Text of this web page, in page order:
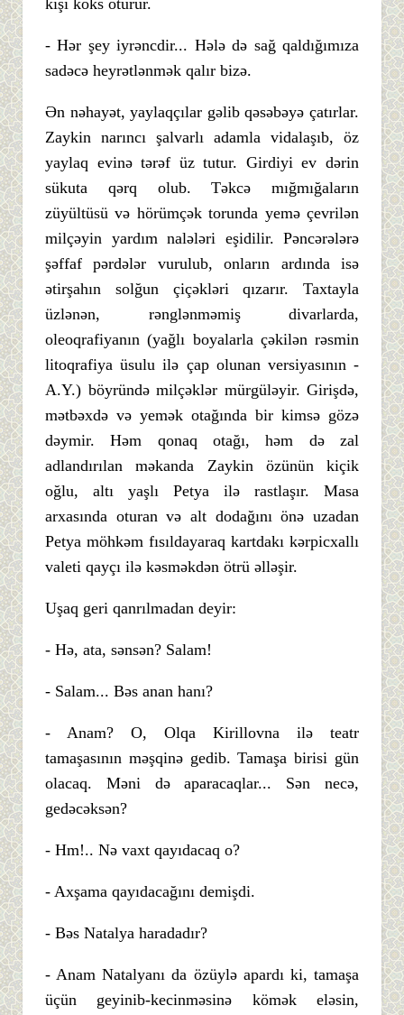
kişi köks ötürür.
- Hər şey iyrəncdir... Hələ də sağ qaldığımıza
sadəcə heyrətlənmək qalır bizə.
Ən nəhayət, yaylaqçılar gəlib qəsəbəyə çatırlar.
Zaykin narıncı şalvarlı adamla vidalaşıb, öz
yaylaq evinə tərəf üz tutur. Girdiyi ev dərin
sükuta qərq olub. Təkcə mığmığaların
züyültüsü və hörümçək torunda yemə çevrilən
milçəyin yardım nalələri eşidilir. Pəncərələrə
şəffaf pərdələr vurulub, onların ardında isə
ətirşahın solğun çiçəkləri qızarır. Taxtayla
üzlənən, rənglənməmiş divarlarda,
oleoqrafiyanın (yağlı boyalarla çəkilən rəsmin
litoqrafiya üsulu ilə çap olunan versiyasının -
A.Y.) böyründə milçəklər mürgüləyir. Girişdə,
mətbəxdə və yemək otağında bir kimsə gözə
dəymir. Həm qonaq otağı, həm də zal
adlandırılan məkanda Zaykin özünün kiçik
oğlu, altı yaşlı Petya ilə rastlaşır. Masa
arxasında oturan və alt dodağını önə uzadan
Petya möhkəm fısıldayaraq kartdakı kərpicxallı
valeti qayçı ilə kəsməkdən ötrü əlləşir.
Uşaq geri qanrılmadan deyir:
- Hə, ata, sənsən? Salam!
- Salam... Bəs anan hanı?
- Anam? O, Olqa Kirillovna ilə teatr
tamaşasının məşqinə gedib. Tamaşa birisi gün
olacaq. Məni də aparacaqlar... Sən necə,
gedəcəksən?
- Hm!.. Nə vaxt qayıdacaq o?
- Axşama qayıdacağını demişdi.
- Bəs Natalya haradadır?
- Anam Natalyanı da özüylə apardı ki, tamaşa
üçün geyinib-kecinməsinə kömək eləsin,